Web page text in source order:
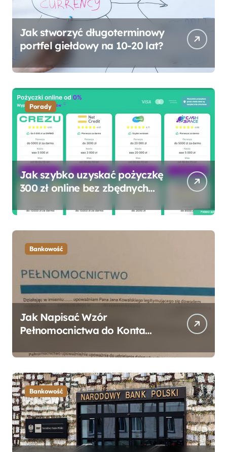
Jak stworzyć długoterminowy
portfel giełdowy na 10-20 lat?
Porady
Jak szybko uzyskać pożyczkę
300 zł online bez zbędnych
Bankowość
Jak Napisać Wzór
Pełnomocnictwa do Konta
Przewodnik
Bankowość